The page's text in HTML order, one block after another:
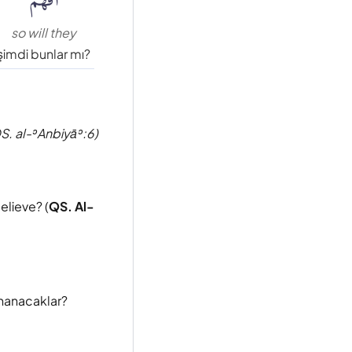
so will they
bunlar mı?
al-ʾAnbiyāʾ:6)
(QS. Al-